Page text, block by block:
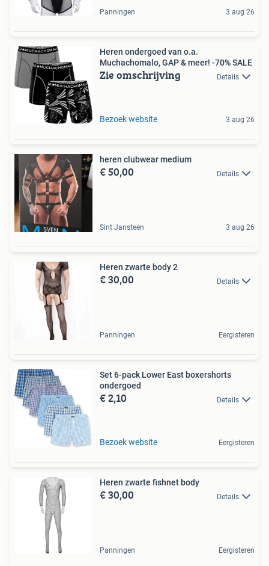
Panningen 3 aug 26
Heren ondergoed van o.a.
Muchachomalo, GAP & meer! -70% SALE
Zie omschrijving Details
Bezoek website 3 aug 26
heren clubwear medium
€ 50,00 Details
Sint Jansteen 3 aug 26
Heren zwarte body 2
€ 30,00 Details
Panningen Eergisteren
Set 6-pack Lower East boxershorts
ondergoed
€ 2,10 Details
Bezoek website Eergisteren
Heren zwarte fishnet body
€ 30,00 Details
Panningen Eergisteren